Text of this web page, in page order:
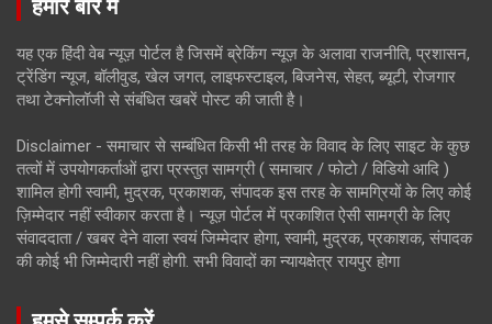
हमारे बारे में
यह एक हिंदी वेब न्यूज़ पोर्टल है जिसमें ब्रेकिंग न्यूज़ के अलावा राजनीति, प्रशासन,
ट्रेंडिंग न्यूज, बॉलीवुड, खेल जगत, लाइफस्टाइल, बिजनेस, सेहत, ब्यूटी, रोजगार
तथा टेक्नोलॉजी से संबंधित खबरें पोस्ट की जाती है।
Disclaimer - समाचार से सम्बंधित किसी भी तरह के विवाद के लिए साइट के कुछ
तत्वों में उपयोगकर्ताओं द्वारा प्रस्तुत सामग्री ( समाचार / फोटो / विडियो आदि )
शामिल होगी स्वामी, मुद्रक, प्रकाशक, संपादक इस तरह के सामग्रियों के लिए कोई
ज़िम्मेदार नहीं स्वीकार करता है। न्यूज़ पोर्टल में प्रकाशित ऐसी सामग्री के लिए
संवाददाता / खबर देने वाला स्वयं जिम्मेदार होगा, स्वामी, मुद्रक, प्रकाशक, संपादक
की कोई भी जिम्मेदारी नहीं होगी. सभी विवादों का न्यायक्षेत्र रायपुर होगा